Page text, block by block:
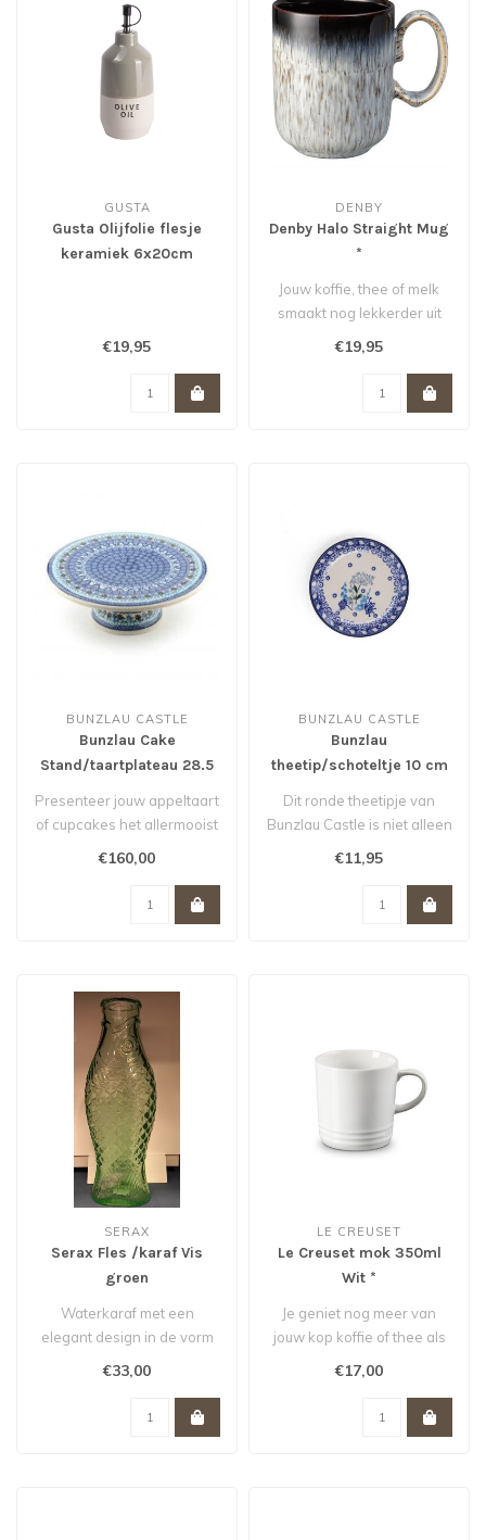
GUSTA
Gusta Olijfolie flesje
keramiek 6x20cm
€19,95
DENBY
Denby Halo Straight Mug
*
Jouw koffie, thee of melk
smaakt nog lekkerder uit
€19,95
BUNZLAU CASTLE
Bunzlau Cake
Stand/taartplateau 28.5
Presenteer jouw appeltaart
of cupcakes het allermooist
met deze etagère van Bun..
€160,00
BUNZLAU CASTLE
Bunzlau
theetip/schoteltje 10 cm
Party
Dit ronde theetipje van
Bunzlau Castle is niet alleen
handig voor je gebruikte t..
€11,95
SERAX
Serax Fles /karaf Vis
groen
Waterkaraf met een
elegant design in de vorm
€33,00
LE CREUSET
Le Creuset mok 350ml
Wit *
Je geniet nog meer van
jouw kop koffie of thee als
€17,00